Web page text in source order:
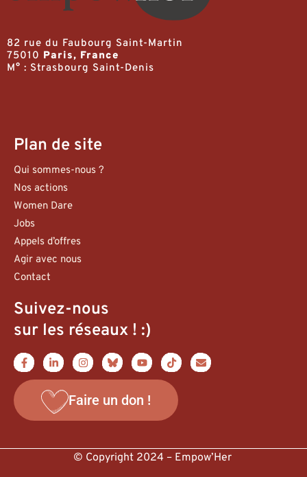
82 rue du Faubourg Saint-Martin
75010 Paris, France
M° : Strasbourg Saint-Denis
Plan de site
Qui sommes-nous ?
Nos actions
Women Dare
Jobs
Appels d’offres
Agir avec nous
Contact
Suivez-nous
sur les réseaux ! :)
Faire un don !
© Copyright 2024 – Empow’Her